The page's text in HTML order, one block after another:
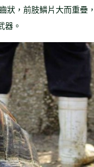
狀，前肢鱗片大而重疊，
器。